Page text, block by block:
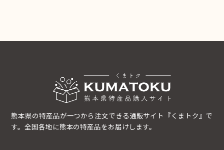
熊本県の特産品が一つから注文できる通販サイト『くまトク』で
す。全国各地に熊本の特産品をお届けします。